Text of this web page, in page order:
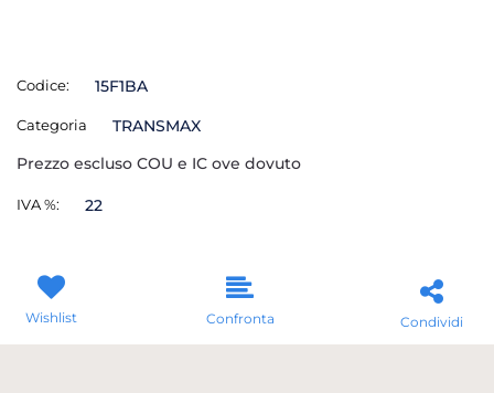
Codice: 15F1BA
Categoria
TRANSMAX
Prezzo escluso COU e IC ove dovuto
IVA %: 22
Wishlist Confronta Condividi